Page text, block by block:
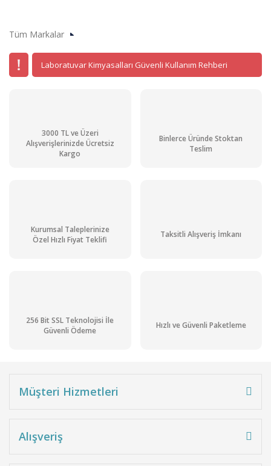
Tüm Markalar
Laboratuvar Kimyasalları Güvenli Kullanım Rehberi
3000 TL ve Üzeri
Alışverişlerinizde Ücretsiz
Kargo
Binlerce Üründe Stoktan
Teslim
Kurumsal Taleplerinize
Özel Hızlı Fiyat Teklifi
Taksitli Alışveriş İmkanı
256 Bit SSL Teknolojisi İle
Güvenli Ödeme
Hızlı ve Güvenli Paketleme
Müşteri Hizmetleri
Alışveriş